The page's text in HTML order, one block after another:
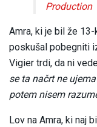
Production
Amra, ki je bil že
poskušal pobegniti
Vigier trdi, da ni
se ta načrt ne
potem nisem
Lov na Amra, ki naj